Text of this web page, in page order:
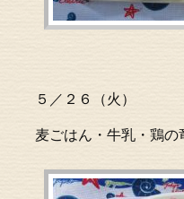
５／２６（火）
麦ごはん・牛乳・鶏